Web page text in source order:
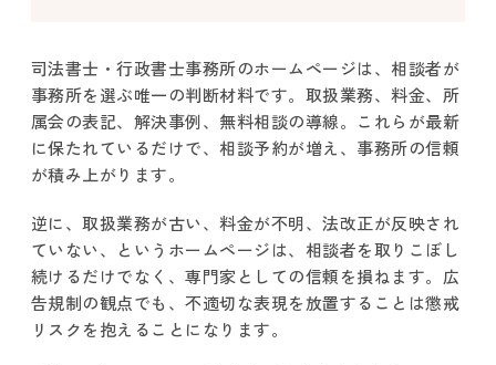
司法書士・行政書士事務所のホームページは、相談者が
事務所を選ぶ唯一の判断材料です。取扱業務、料金、所
属会の表記、解決事例、無料相談の導線。これらが最新
に保たれているだけで、相談予約が増え、事務所の信頼
が積み上がります。
逆に、取扱業務が古い、料金が不明、法改正が反映され
ていない、というホームページは、相談者を取りこぼし
続けるだけでなく、専門家としての信頼を損ねます。広
告規制の観点でも、不適切な表現を放置することは懲戒
リスクを抱えることになります。